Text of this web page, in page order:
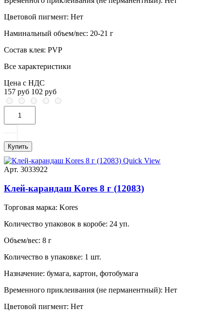
Цветовой пигмент: Нет
Наминальный объем/вес: 20-21 г
Состав клея: PVP
Все характеристики
Цена с НДС
157 руб 102 руб
Купить
Quick View
Арт. 3033922
Клей-карандаш Kores 8 г (12083)
Торговая марка: Kores
Количество упаковок в коробе: 24 уп.
Объем/вес: 8 г
Количество в упаковке: 1 шт.
Назначение: бумага, картон, фотобумага
Временного приклеивания (не перманентный): Нет
Цветовой пигмент: Нет